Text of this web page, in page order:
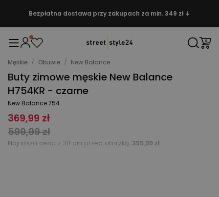
Bezpłatna dostawa przy zakupach za min. 349 zł ↓
Męskie / Obuwie / New Balance
Buty zimowe męskie New Balance
H754KR - czarne
New Balance 754
369,99 zł
599,99 zł
Najniższa cena z 30 dni przed obniżką: 399,99 zł